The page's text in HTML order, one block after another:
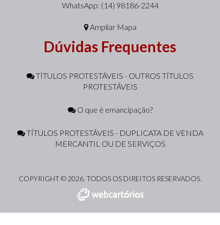
WhatsApp: (14) 98186-2244
Ampliar Mapa
Dúvidas Frequentes
TÍTULOS PROTESTÁVEIS - OUTROS TÍTULOS
PROTESTÁVEIS
O que é emancipação?
TÍTULOS PROTESTÁVEIS - DUPLICATA DE VENDA
MERCANTIL OU DE SERVIÇOS
COPYRIGHT © 2026. TODOS OS DIREITOS RESERVADOS.